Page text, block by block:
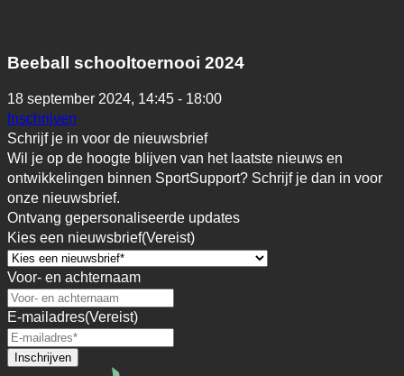
Beeball schooltoernooi 2024
18 september 2024, 14:45 - 18:00
Inschrijven
Schrijf je in voor de nieuwsbrief
Wil je op de hoogte blijven van het laatste nieuws en
ontwikkelingen binnen SportSupport? Schrijf je dan in voor
onze nieuwsbrief.
Ontvang gepersonaliseerde updates
Kies een nieuwsbrief(Vereist)
Voor- en achternaam
E-mailadres(Vereist)
Inschrijven